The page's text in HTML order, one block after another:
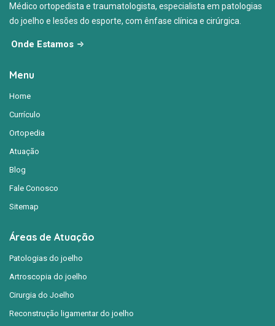
Médico ortopedista e traumatologista, especialista em patologias
do joelho e lesões do esporte, com ênfase clínica e cirúrgica.
Onde Estamos
Menu
Home
Currículo
Ortopedia
Atuação
Blog
Fale Conosco
Sitemap
Áreas de Atuação
Patologias do joelho
Artroscopia do joelho
Cirurgia do Joelho
Reconstrução ligamentar do joelho